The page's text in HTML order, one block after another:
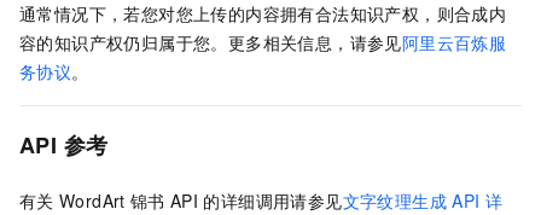
通常情况下，若您对您上传的内容拥有合法知识产权，则合成内
容的知识产权仍归属于您。更多相关信息，请参见阿里云百炼服
务协议。
API 参考
有关 WordArt 锦书 API 的详细调用请参见文字纹理生成 API 详